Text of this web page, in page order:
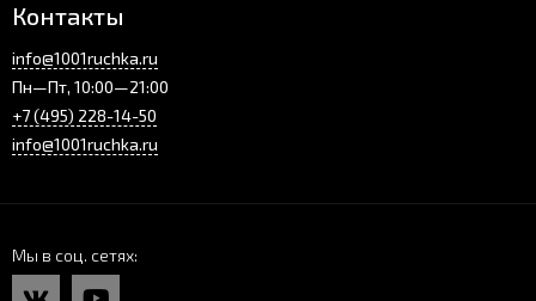
Контакты
info@1001ruchka.ru
Пн—Пт, 10:00—21:00
+7 (495) 228-14-50
info@1001ruchka.ru
Мы в соц. сетях